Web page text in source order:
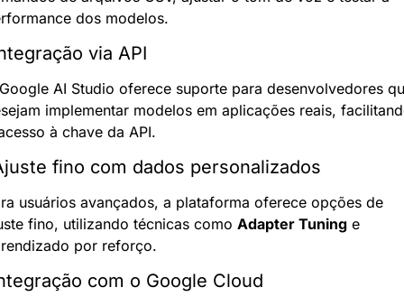
dos modelos.
via API
AI Studio oferece suporte para desenvolvedores
implementar modelos em aplicações reais,
à chave da API.
fino com dados personalizados
usuários avançados, a plataforma oferece opções de
fino, utilizando técnicas como Adapter Tuning e
por reforço.
com o Google Cloud